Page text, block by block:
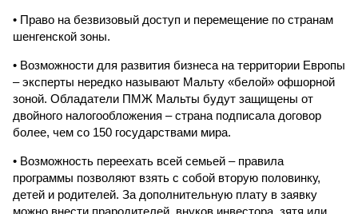
• Право на безвизовый доступ и перемещение по странам
шенгенской зоны.
• Возможности для развития бизнеса на территории Европы
– эксперты нередко называют Мальту «белой» офшорной
зоной. Обладатели ПМЖ Мальты будут защищены от
двойного налогообложения – страна подписала договор
более, чем со 150 государствами мира.
• Возможность переехать всей семьей – правила
программы позволяют взять с собой вторую половинку,
детей и родителей. За дополнительную плату в заявку
можно внести прародителей, внуков инвестора, зятя или